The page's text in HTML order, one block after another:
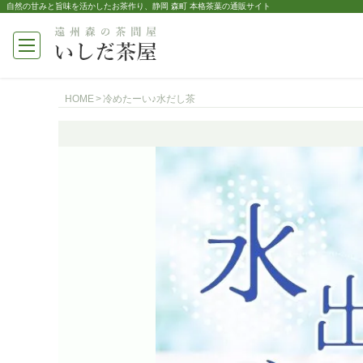
自然の甘みと旨味を活かしたお茶作り、静岡 森町 本格茶葉の通販サイト
HOME 冷めたーい♪水だし茶